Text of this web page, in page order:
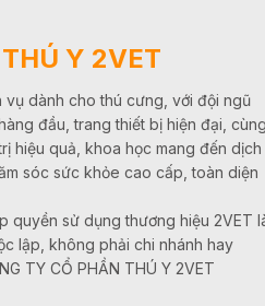
Y 2VET
vụ dành cho thú cưng, với đội ngũ
đầu, trang thiết bị hiện đại,
hiệu quả, khoa học mang đến dịch
sóc sức khỏe cao cấp, toàn diện
quyền sử dụng thương hiệu 2VET
lập, không phải chi nhánh hay
TY CỔ PHẦN THÚ Y 2VET